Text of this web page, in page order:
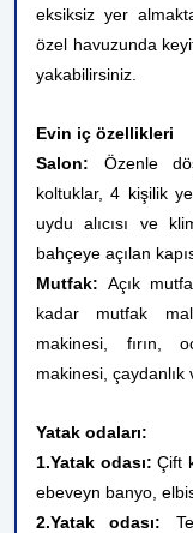
eksiksiz yer
özel havuzunda
yakabilirsiniz.
Evin iç özellikleri
Salon: Özenle
koltuklar, 4 kişilik
uydu alıcısı ve
bahçeye açılan
Mutfak:Açık
kadar mutfak
makinesi, fırın,
makinesi, çaydanlık
Yatak odaları:
1.Yatak odası:Çift
ebeveyn banyo,
2.Yatak odası: